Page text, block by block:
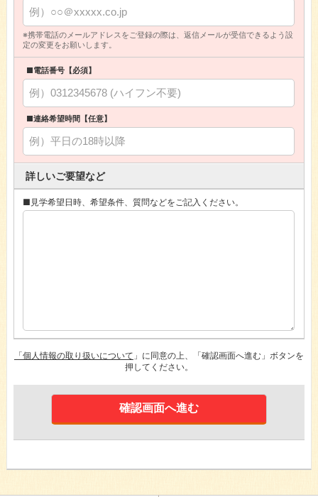
※携帯電話のメールアドレスをご登録の際は、返信メールが受信できるよう設
定の変更をお願いします。
■電話番号【必須】
■連絡希望時間【任意】
詳しいご要望など
■見学希望日時、希望条件、質問などをご記入ください。
「個人情報の取り扱いについて 」に同意の上、「確認画面へ進む」ボタンを
押してください。